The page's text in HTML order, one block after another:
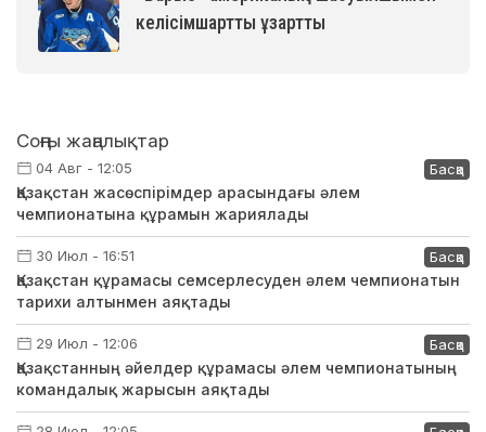
келісімшартты ұзартты
Соңғы жаңалықтар
04 Авг - 12:05 Басқа
Қазақстан жасөспірімдер арасындағы әлем
чемпионатына құрамын жариялады
30 Июл - 16:51 Басқа
Қазақстан құрамасы семсерлесуден әлем чемпионатын
тарихи алтынмен аяқтады
29 Июл - 12:06 Басқа
Қазақстанның әйелдер құрамасы әлем чемпионатының
командалық жарысын аяқтады